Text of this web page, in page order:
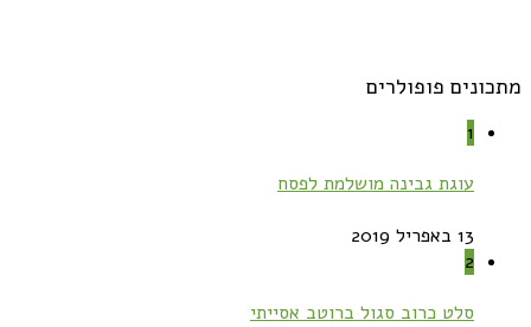
מתכונים פופולרים
1
עוגת גבינה מושלמת לפסח
13 באפריל 2019
2
סלט כרוב סגול ברוטב אסייתי